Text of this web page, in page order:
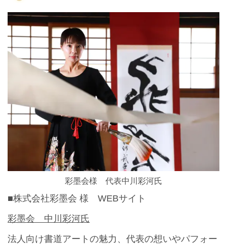
彩墨会様 代表中川彩河氏
■株式会社彩墨会 様 WEBサイト
彩墨会 中川彩河氏
法人向け書道アートの魅力、代表の想いやパフォー